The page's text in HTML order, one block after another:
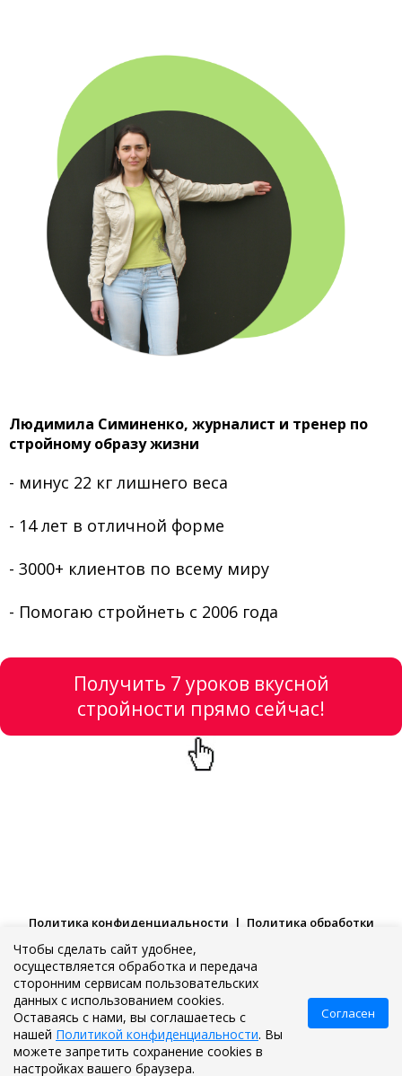
Людимила Симиненко, журналист и тренер по
стройному образу жизни
- минус 22 кг лишнего веса
- 14 лет в отличной форме
- 3000+ клиентов по всему миру
- Помогаю стройнеть с 2006 года
Получить 7 уроков вкусной
стройности прямо сейчас!
Политика конфиденциальности | ​ Политика обработки
© Людмила Симиненко (Оленева). Все права защищены.
ИП Оленева Людмила Анатольевна (Людмила Симиненко). ОГРН
307616503800071
pochta@vkusno-legko.comАдрес 344013, г.Ростов-на-Дону, улица
Нефедова, 17
Чтобы сделать сайт удобнее,
осуществляется обработка и передача
сторонним сервисам пользовательских
данных с использованием cookies.
Оставаясь с нами, вы соглашаетесь с
нашей Политикой конфиденциальности. Вы
можете запретить сохранение cookies в
настройках вашего браузера.
Согласен